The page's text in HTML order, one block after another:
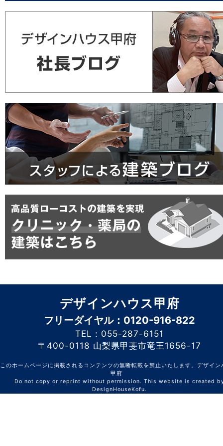
デザインハウス甲府
フリーダイヤル：0120-916-822
TEL：055-287-6151
〒400-0118 山梨県甲斐市竜王1656-17
このホームページに掲載されるコンテンツの無断転載を禁止いたします。デザイン
甲府
Do not copy or reprint without permission. This website is created
DesignHouseKofu.